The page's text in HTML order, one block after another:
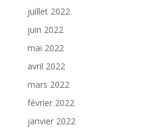
juillet 2022
juin 2022
mai 2022
avril 2022
mars 2022
février 2022
janvier 2022